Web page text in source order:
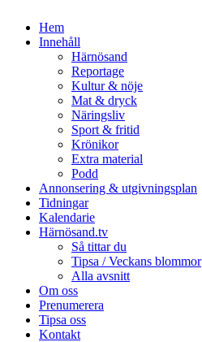
Hem
Innehåll
Härnösand
Reportage
Kultur & nöje
Mat & dryck
Näringsliv
Sport & fritid
Krönikor
Extra material
Podd
Annonsering & utgivningsplan
Tidningar
Kalendarie
Härnösand.tv
Så tittar du
Tipsa / Veckans blommor
Alla avsnitt
Om oss
Prenumerera
Tipsa oss
Kontakt